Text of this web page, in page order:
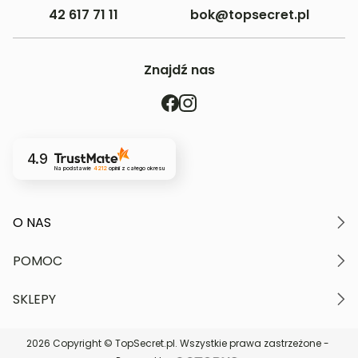
42 617 71 11 bok@topsecret.pl
Znajdź nas
4.9
Na podstawie 4212opinii z całego okresu
O NAS
Nasze wartości
Kontakt
POMOC
Regulamin serwisu
Zwroty i reklamacje
SKLEPY
DARMOWA DOSTAWA do sklepów
2026 Copyright © TopSecret.pl. Wszystkie prawa zastrzeżone -